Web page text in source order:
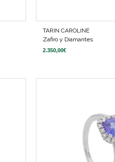
TARIN CAROLINE
Zafiro y Diamantes
2.350,00€